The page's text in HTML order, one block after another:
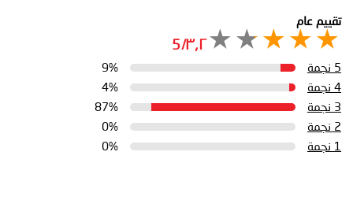
تقييم عام
٣٫٢/5
5 نجمة
9%
4 نجمة
4%
3 نجمة
87%
2 نجمة
0%
1 نجمة
0%